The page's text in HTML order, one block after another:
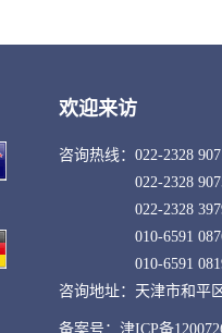
欢迎来访
咨询热线： 022-2328
022-2328
022-2328
010-6591
010-6591
咨询地址：天津市和平
备案号：津ICP备